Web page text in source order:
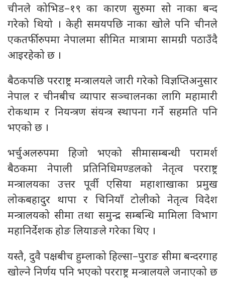
चीनले कोभिड–१९ का कारण सुरुमा सो नाका बन्द
गरेको थियो । केही समयपछि नाका खोले पनि चीनले
एकतर्फीरुपमा नेपालमा सीमित मात्रामा सामग्री पठाउँदै
आइरहेको छ ।
बैठकपछि परराष्ट्र मन्त्रालयले जारी गरेको विज्ञप्तिअनुसार
नेपाल र चीनबीच व्यापार सञ्चालनका लागि महामारी
रोकथाम र नियन्त्रण संयन्त्र स्थापना गर्ने सहमति पनि
भएको छ ।
भर्चुअलरुपमा हिजो भएको सीमासम्बन्धी परामर्श
बैठकमा नेपाली प्रतिनिधिमण्डलको नेतृत्व परराष्ट्र
मन्त्रालयका उत्तर पूर्वी एसिया महाशाखाका प्रमुख
लोकबहादुर थापा र चिनियाँ टोलीको नेतृत्व विदेश
मन्त्रालयको सीमा तथा समुन्द्र सम्बन्धि मामिला विभाग
महानिर्देशक होङ लियाङले गरेका थिए ।
यस्तै, दुवै पक्षबीच हुम्लाको हिल्सा–पुराङ सीमा बन्दरगाह
खोल्ने निर्णय पनि भएको परराष्ट्र मन्त्रालयले जनाएको छ